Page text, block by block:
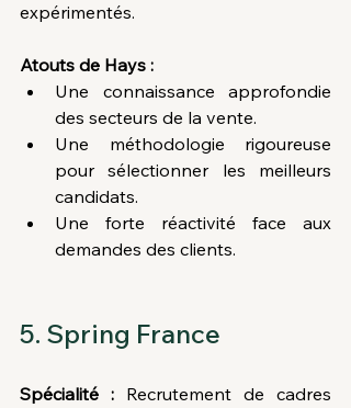
expérimentés.
Atouts de Hays :
Une connaissance approfondie
des secteurs de la vente.
Une méthodologie rigoureuse
pour sélectionner les meilleurs
candidats.
Une forte réactivité face aux
demandes des clients.
5. Spring France
Spécialité : Recrutement de cadres